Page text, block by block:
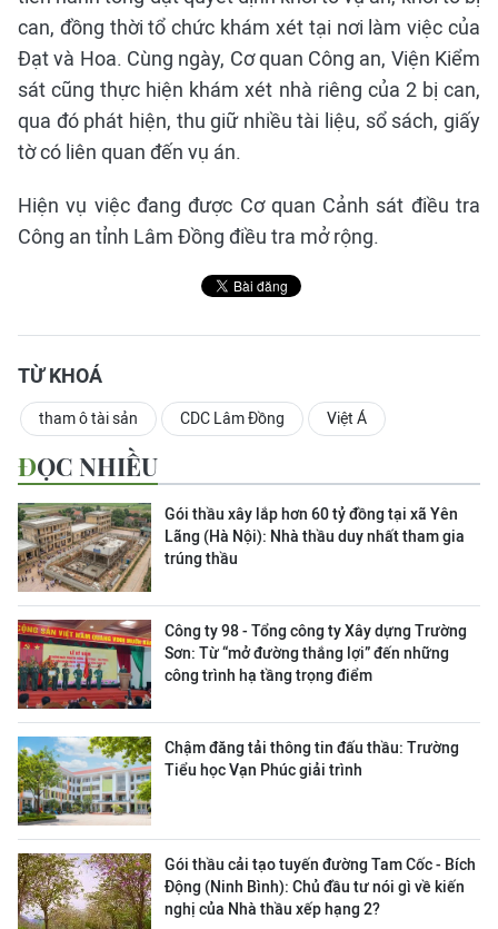
can, đồng thời tổ chức khám xét tại nơi làm việc của
Đạt và Hoa. Cùng ngày, Cơ quan Công an, Viện Kiểm
sát cũng thực hiện khám xét nhà riêng của 2 bị can,
qua đó phát hiện, thu giữ nhiều tài liệu, sổ sách, giấy
tờ có liên quan đến vụ án.
Hiện vụ việc đang được Cơ quan Cảnh sát điều tra
Công an tỉnh Lâm Đồng điều tra mở rộng.
TỪ KHOÁ
tham ô tài sản CDC Lâm Đồng Việt Á
ĐỌC NHIỀU
Gói thầu xây lắp hơn 60 tỷ đồng tại xã Yên
Lãng (Hà Nội): Nhà thầu duy nhất tham gia
trúng thầu
Công ty 98 - Tổng công ty Xây dựng Trường
Sơn: Từ “mở đường thắng lợi” đến những
công trình hạ tầng trọng điểm
Chậm đăng tải thông tin đấu thầu: Trường
Tiểu học Vạn Phúc giải trình
Gói thầu cải tạo tuyến đường Tam Cốc - Bích
Động (Ninh Bình): Chủ đầu tư nói gì về kiến
nghị của Nhà thầu xếp hạng 2?